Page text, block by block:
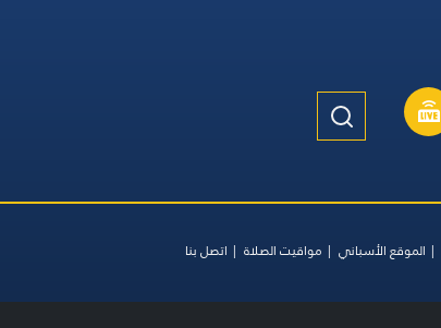
الموقع الأسباني مواقيت الصلاة اتصل بنا